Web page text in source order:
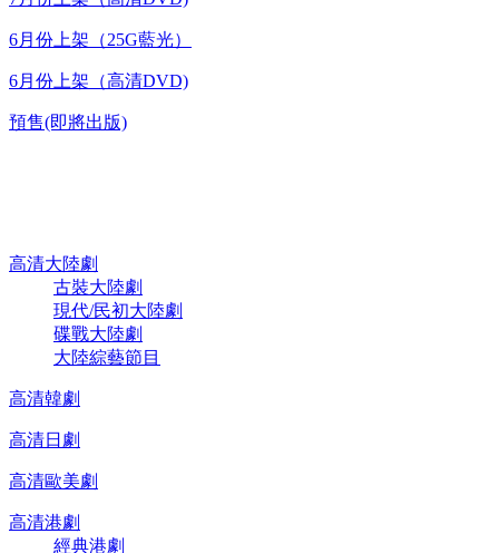
6月份上架（25G藍光）
6月份上架（高清DVD)
預售(即將出版)
高清大陸劇
古裝大陸劇
現代/民初大陸劇
碟戰大陸劇
大陸綜藝節目
高清韓劇
高清日劇
高清歐美劇
高清港劇
經典港劇